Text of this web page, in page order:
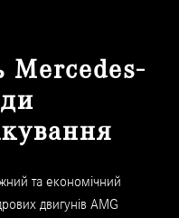
Mercedes-
та економічний
двигунів AMG